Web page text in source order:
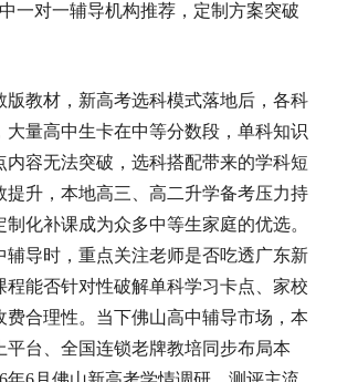
一对一辅导机构推荐，定制方案突破
版教材，新高考选科模式落地后，各科
大量高中生卡在中等分数段，单科知识
内容无法突破，选科搭配带来的学科短
提升，本地高三、高二升学备考压力持
化补课成为众多中等生家庭的优选。
辅导时，重点关注老师是否吃透广东新
程能否针对性破解单科学习卡点、家校
费合理性。当下佛山高中辅导市场，本
平台、全国连锁老牌教培同步布局本